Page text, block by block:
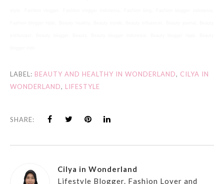
LABEL: BEAUTY AND HEALTHY IN WONDERLAND, CILYA IN
WONDERLAND, LIFESTYLE
SHARE:
Cilya in Wonderland
Lifestyle Blogger. Fashion Lover and